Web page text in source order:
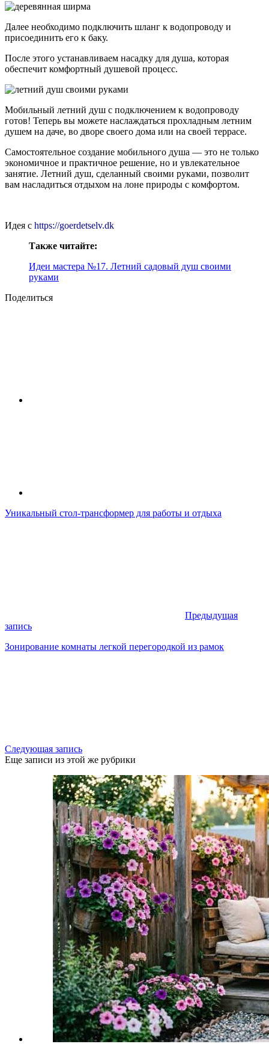
Далее необходимо подключить шланг к водопроводу и
присоединить его к баку.
После этого устанавливаем насадку для душа, которая
обеспечит комфортный душевой процесс.
Мобильный летний душ с подключением к водопроводу
готов! Теперь вы можете наслаждаться прохладным летним
душем на даче, во дворе своего дома или на своей террасе.
Самостоятельное создание мобильного душа — это не только
экономичное и практичное решение, но и увлекательное
занятие. Летний душ, сделанный своими руками, позволит
вам насладиться отдыхом на лоне природы с комфортом.
Идея с https://goerdetselv.dk
Также читайте:
Идеи мастера №17. Летний садовый душ своими
руками
Поделиться
Уникальный стол-трансформер для работы и отдыха
Предыдущая
запись
Зонирование комнаты легкой перегородкой из рамок
Следующая запись
Еще записи из этой же рубрики